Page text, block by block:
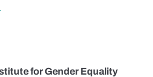
for Gender Equality